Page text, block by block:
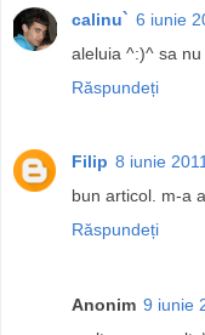
calinu` 6 iunie
aleluia ^:)^ sa
Răspundeți
Filip 8 iunie
bun articol. m-a
Răspundeți
Anonim 9 iunie